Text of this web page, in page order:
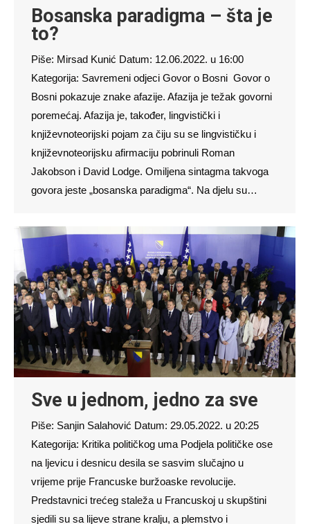
Bosanska paradigma – šta je
to?
Piše: Mirsad Kunić Datum: 12.06.2022. u 16:00
Kategorija: Savremeni odjeci Govor o Bosni Govor o
Bosni pokazuje znake afazije. Afazija je težak govorni
poremećaj. Afazija je, također, lingvistički i
književnoteorijski pojam za čiju su se lingvističku i
književnoteorijsku afirmaciju pobrinuli Roman
Jakobson i David Lodge. Omiljena sintagma takvoga
govora jeste „bosanska paradigma“. Na djelu su…
Sve u jednom, jedno za sve
Piše: Sanjin Salahović Datum: 29.05.2022. u 20:25
Kategorija: Kritika političkog uma Podjela političke ose
na ljevicu i desnicu desila se sasvim slučajno u
vrijeme prije Francuske buržoaske revolucije.
Predstavnici trećeg staleža u Francuskoj u skupštini
sjedili su sa lijeve strane kralju, a plemstvo i